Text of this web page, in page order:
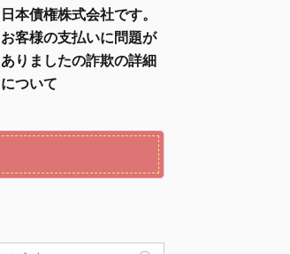
日本債権株式会社です。
お客様の支払いに問題が
ありましたの詐欺の詳細
について